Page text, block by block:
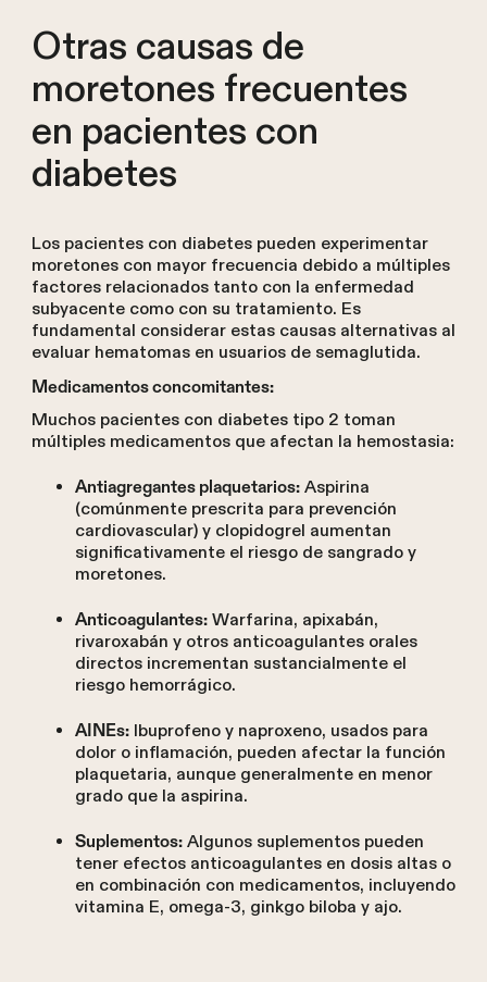
Otras causas de
moretones frecuentes
en pacientes con
diabetes
Los pacientes con diabetes pueden experimentar
moretones con mayor frecuencia debido a múltiples
factores relacionados tanto con la enfermedad
subyacente como con su tratamiento. Es
fundamental considerar estas causas alternativas al
evaluar hematomas en usuarios de semaglutida.
Medicamentos concomitantes:
Muchos pacientes con diabetes tipo 2 toman
múltiples medicamentos que afectan la hemostasia:
Antiagregantes plaquetarios:Aspirina
(comúnmente prescrita para prevención
cardiovascular) y clopidogrel aumentan
significativamente el riesgo de sangrado y
moretones.
Anticoagulantes:Warfarina, apixabán,
rivaroxabán y otros anticoagulantes orales
directos incrementan sustancialmente el
riesgo hemorrágico.
AINEs:Ibuprofeno y naproxeno, usados para
dolor o inflamación, pueden afectar la función
plaquetaria, aunque generalmente en menor
grado que la aspirina.
Suplementos:Algunos suplementos pueden
tener efectos anticoagulantes en dosis altas o
en combinación con medicamentos, incluyendo
vitamina E, omega-3, ginkgo biloba y ajo.